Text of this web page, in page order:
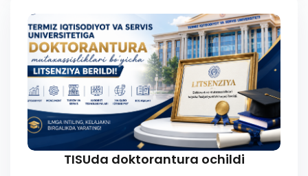
TISUda doktorantura ochildi